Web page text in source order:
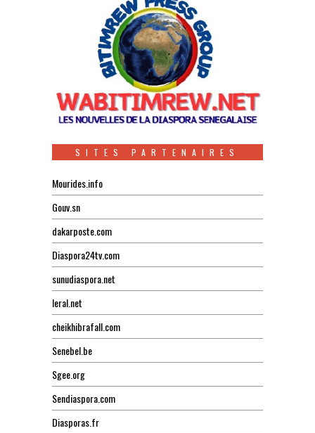
SITES PARTENAIRES
Mourides.info
Gouv.sn
dakarposte.com
Diaspora24tv.com
sunudiaspora.net
leral.net
cheikhibrafall.com
Senebel.be
Sgee.org
Sendiaspora.com
Diasporas.fr